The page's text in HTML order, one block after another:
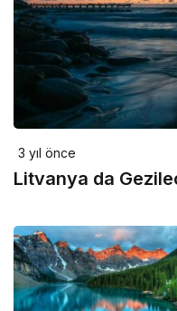
3 yıl önce
Litvanya da